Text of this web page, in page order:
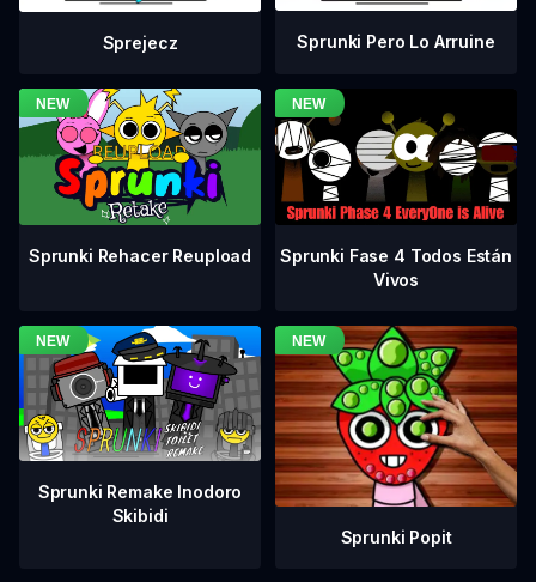
Sprejecz Sprunki Pero Lo Arruine
Sprunki Rehacer Reupload
Sprunki Fase 4 Todos Están
Vivos
Sprunki Remake Inodoro
Skibidi
Sprunki Popit